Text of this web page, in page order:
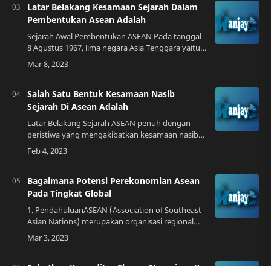
Latar Belakang Kesamaan Sejarah Dalam
Pembentukan Asean Adalah
Sejarah Awal Pembentukan ASEAN Pada tanggal
8 Agustus 1967, lima negara Asia Tenggara yaitu
Indonesia, Malaysia, Filipina, Singapura, dan
Thailand membentuk sebuah organisasi ya…
Salah Satu Bentuk Kesamaan Nasib
Sejarah Di Asean Adalah
Latar Belakang Sejarah ASEAN penuh dengan
peristiwa yang mengakibatkan kesamaan nasib
bagi negara-negara anggotanya. Terlepas dari
perbedaan budaya, bahasa, dan agama, kawasan
Bagaimana Potensi Perekonomian Asean
Pada Tingkat Global
1. PendahuluanASEAN (Association of Southeast
Asian Nations) merupakan organisasi regional
yang dibentuk pada 8 Agustus 1967. Organisasi
ini terdiri dari sepuluh negara anggota …